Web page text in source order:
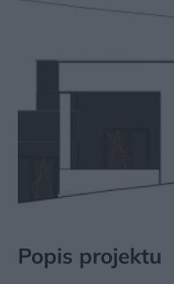
Popis projektu